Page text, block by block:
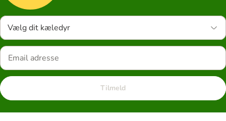
Vælg dit kæledyr
Tilmeld